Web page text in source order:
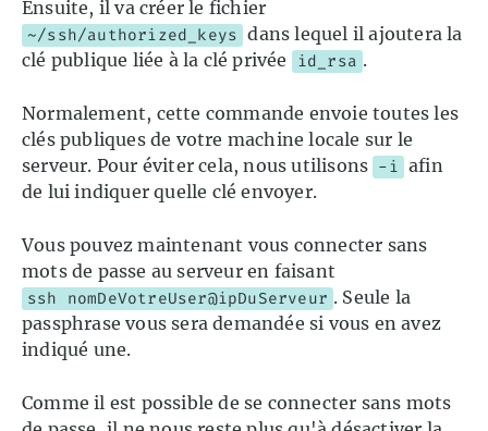
Ensuite, il va créer le fichier
~/ssh/authorized_keys dans lequel il ajoutera la
clé publique liée à la clé privée
id_rsa .
Normalement, cette commande envoie toutes les
clés publiques de votre machine locale sur le
serveur. Pour éviter cela, nous utilisons -i afin
de lui indiquer quelle clé envoyer.
Vous pouvez maintenant vous connecter sans
mots de passe au serveur en faisant
ssh nomDeVotreUser@ipDuServeur . Seule la
passphrase vous sera demandée si vous en avez
indiqué une.
Comme il est possible de se connecter sans mots